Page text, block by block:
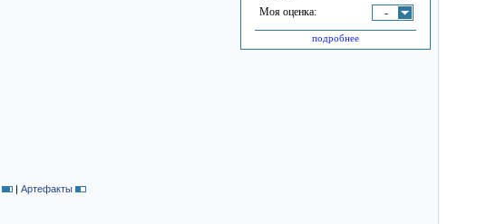
Моя оценка: -
подробнее
| Артефакты